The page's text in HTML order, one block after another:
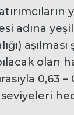
adına
olan
0,63 –